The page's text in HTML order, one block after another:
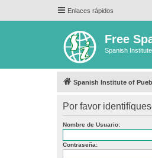
Enlaces rápidos
Free
Spanish
Spanish Institute of
Por favor
Nombre de Usuario:
Contraseña: